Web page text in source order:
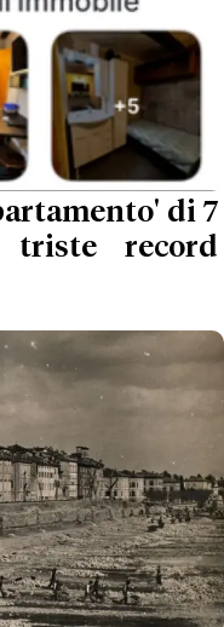
di 7
record